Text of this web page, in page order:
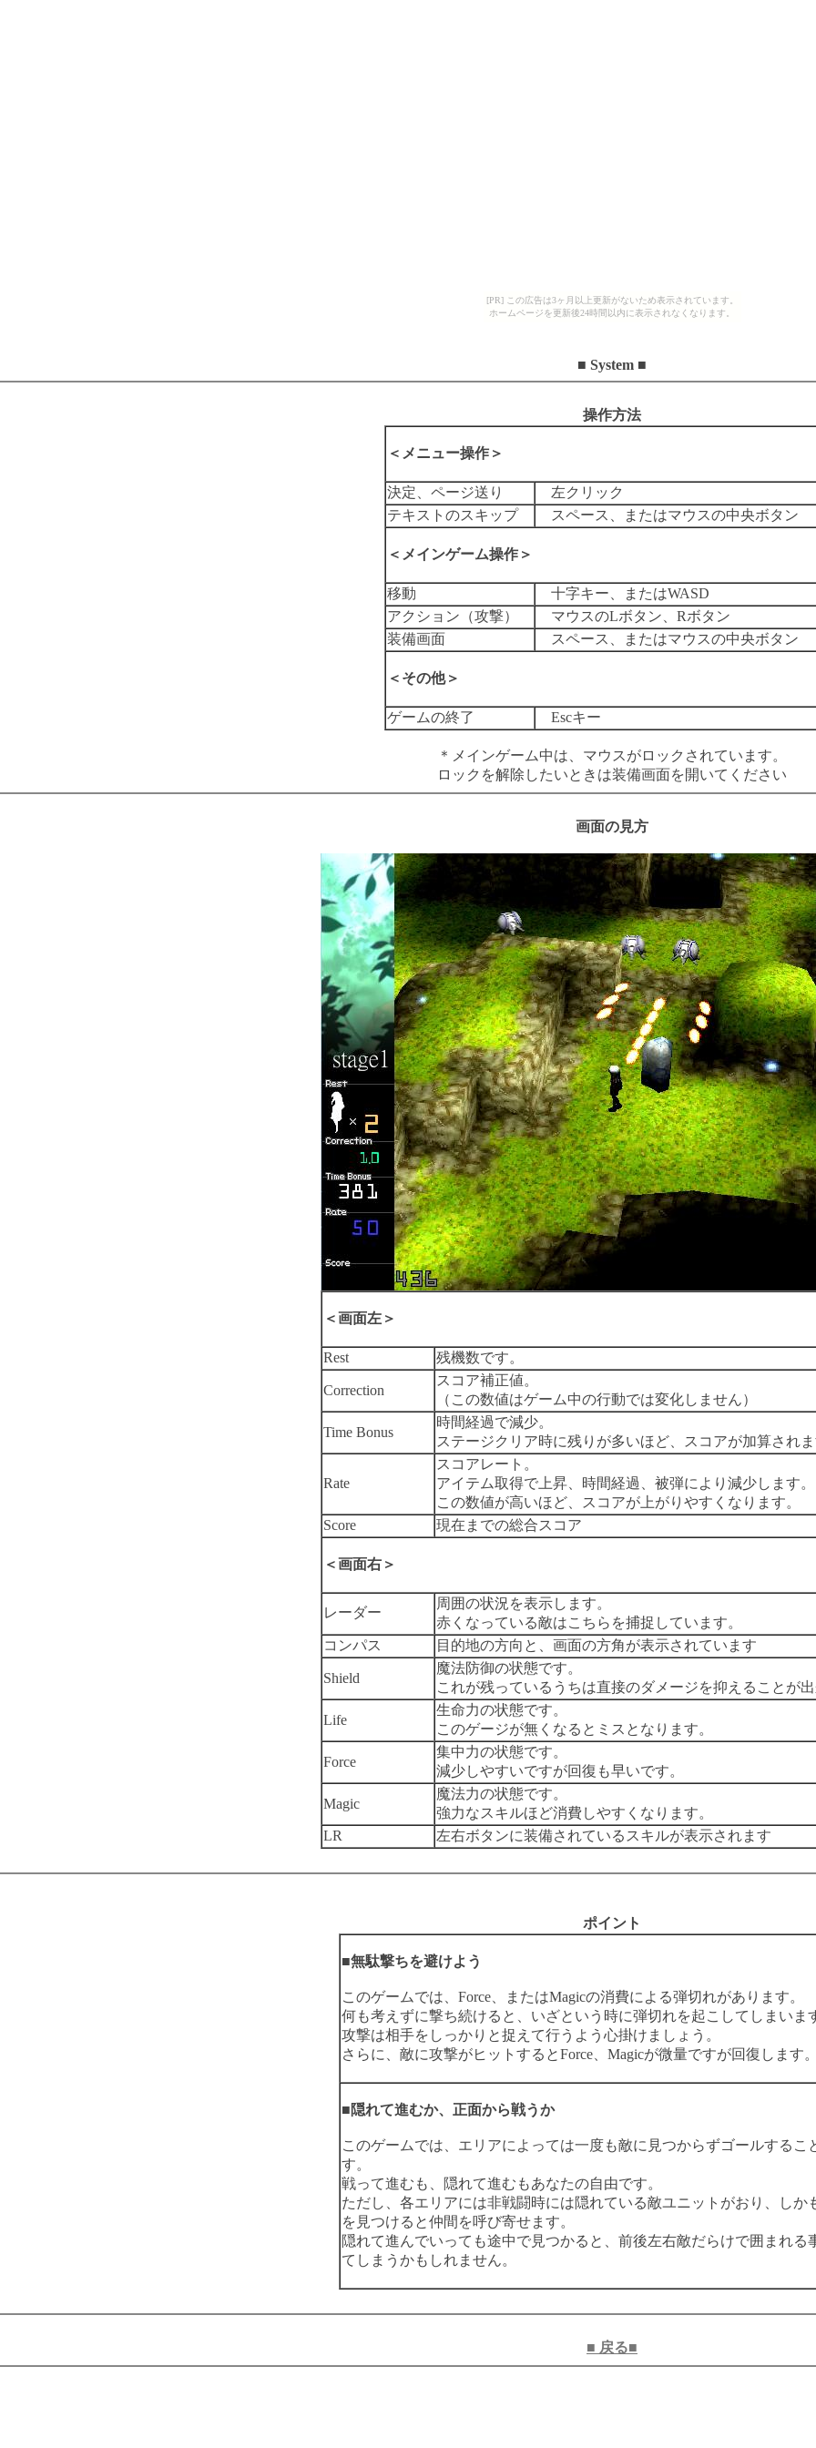
[PR] この広告は3ヶ月以上更新がないため表示されています。
ホームページを更新後24時間以内に表示されなくなります。
■ System ■
操作方法
＜メニュー操作＞
決定、ページ送り
左クリック
テキストのスキップ
スペース、またはマウスの中央ボタン
＜メインゲーム操作＞
移動
十字キー、またはWASD
アクション（攻撃）
マウスのLボタン、Rボタン
装備画面
スペース、またはマウスの中央ボタン
＜その他＞
ゲームの終了 Escキー
＊メインゲーム中は、マウスがロックされています。
ロックを解除したいときは装備画面を開いてください
画面の見方
＜画面左＞
Rest 残機数です。
Correction
スコア補正値。
（この数値はゲーム中の行動では変化しません）
Time Bonus
時間経過で減少。
ステージクリア時に残りが多いほど、スコアが加算され
Rate
スコアレート。
アイテム取得で上昇、時間経過、被弾により減少しま
この数値が高いほど、スコアが上がりやすくなります。
Score
現在までの総合スコア
＜画面右＞
レーダー
周囲の状況を表示します。
赤くなっている敵はこちらを捕捉しています。
コンパス
目的地の方向と、画面の方角が表示されています
Shield
魔法防御の状態です。
これが残っているうちは直接のダメージを抑えることが
Life
生命力の状態です。
このゲージが無くなるとミスとなります。
Force
集中力の状態です。
減少しやすいですが回復も早いです。
Magic
魔法力の状態です。
強力なスキルほど消費しやすくなります。
LR
左右ボタンに装備されているスキルが表示されます
ポイント
■無駄撃ちを避けよう
このゲームでは、Force、またはMagicの消費による弾切れがあります。
何も考えずに撃ち続けると、いざという時に弾切れを起こしてしまいま
攻撃は相手をしっかりと捉えて行うよう心掛けましょう。
さらに、敵に攻撃がヒットするとForce、Magicが微量ですが回復します
■隠れて進むか、正面から戦うか
このゲームでは、エリアによっては一度も敵に見つからずゴールするこ
す。
戦って進むも、隠れて進むもあなたの自由です。
ただし、各エリアには非戦闘時には隠れている敵ユニットがおり、しか
を見つけると仲間を呼び寄せます。
隠れて進んでいっても途中で見つかると、前後左右敵だらけで囲まれる
てしまうかもしれません。
■ 戻る■